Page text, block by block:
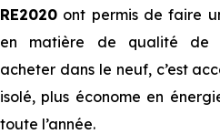
RE2020 ont permis de faire
en matière de qualité de
acheter dans le neuf, c’est
isolé, plus économe en
toute l’année.